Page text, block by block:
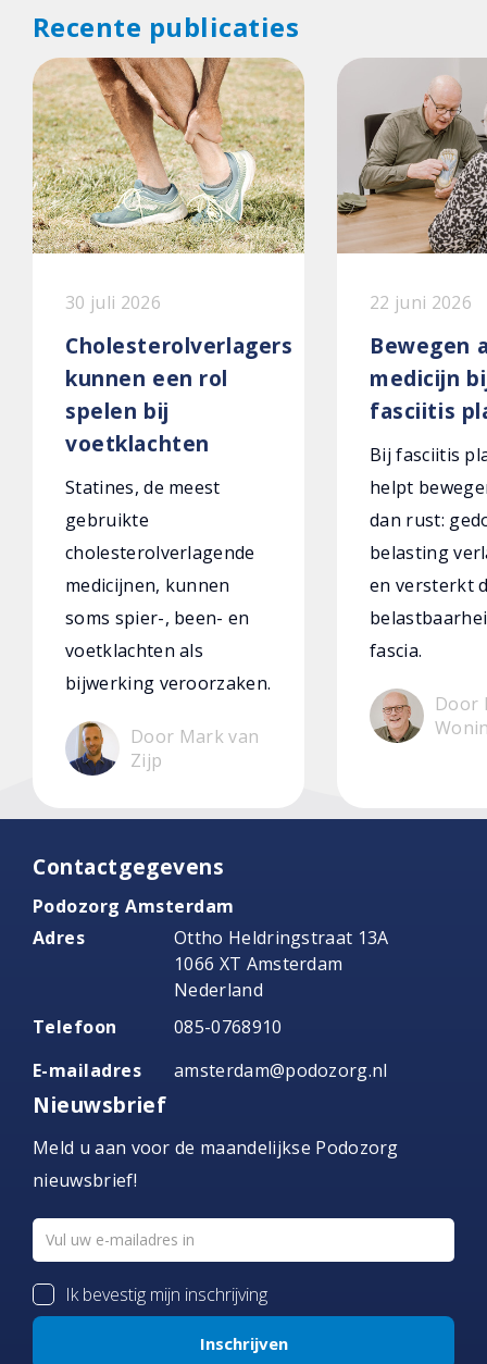
Recente publicaties
30 juli 2026
Cholesterolverlagers
kunnen een rol
spelen bij
voetklachten
Statines, de meest
gebruikte
cholesterolverlagende
medicijnen, kunnen
soms spier-, been- en
voetklachten als
bijwerking veroorzaken.
Door Mark van
Zijp
22 juni 2026
Bewegen
medicijn
fasciitis
Bij fasciitis
helpt
dan rust:
belasting
en versterkt
fascia.
Door
Contactgegevens
Podozorg Amsterdam
Adres
Ottho Heldringstraat 13A
1066 XT Amsterdam
Nederland
Telefoon
085-0768910
E-mailadres
amsterdam@podozorg.nl
Nieuwsbrief
Meld u aan voor de maandelijkse Podozorg
nieuwsbrief!